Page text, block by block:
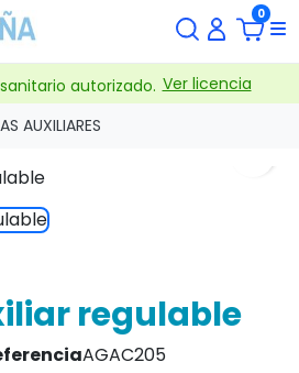
0
autorizado. Ver licencia
AUXILIARES
regulable
AGAC205